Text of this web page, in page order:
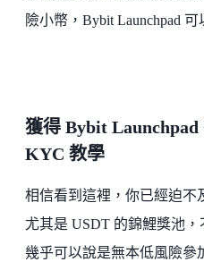
險小幣，Bybit Launchpad
獲得 Bybit
KYC 教學
相信看到這裡，你已經迫不
尤其是 USDT 的錦鯉獎池
幾乎可以說是無本低風險參